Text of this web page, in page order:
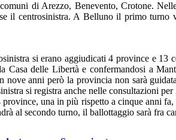
di Arezzo, Benevento, Crotone.
il centrosinistra. A Belluno il primo
si erano aggiudicati 4 province e
delle Libertà e confermandosi a
anni però la provincia non sarà
si registra anche nelle consultazioni
una in più rispetto a cinque anni
al secondo turno, il ballottaggio sarà fra